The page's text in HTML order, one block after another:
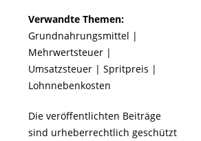
Verwandte Themen:
Grundnahrungsmittel |
Mehrwertsteuer |
Umsatzsteuer | Spritpreis |
Lohnnebenkosten
Die veröffentlichten Beiträge
sind urheberrechtlich geschützt